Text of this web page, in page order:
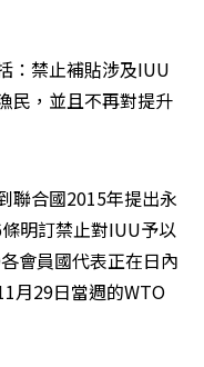
：禁止補貼涉及IUU
民，並且不再對提升
聯合國2015年提出永
明訂禁止對IUU予以
會員國代表正在日內
月29日當週的WTO